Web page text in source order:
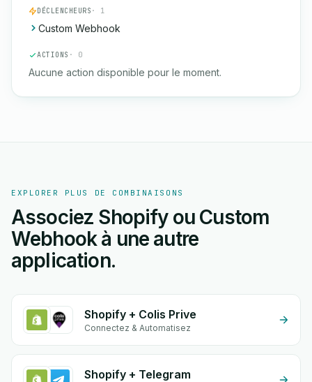
DÉCLENCHEURS · 1
Custom Webhook
ACTIONS · 0
Aucune action disponible pour le moment.
EXPLORER PLUS DE COMBINAISONS
Associez Shopify ou Custom
Webhook à une autre
application.
Shopify + Colis Prive
Connectez & Automatisez
Shopify + Telegram